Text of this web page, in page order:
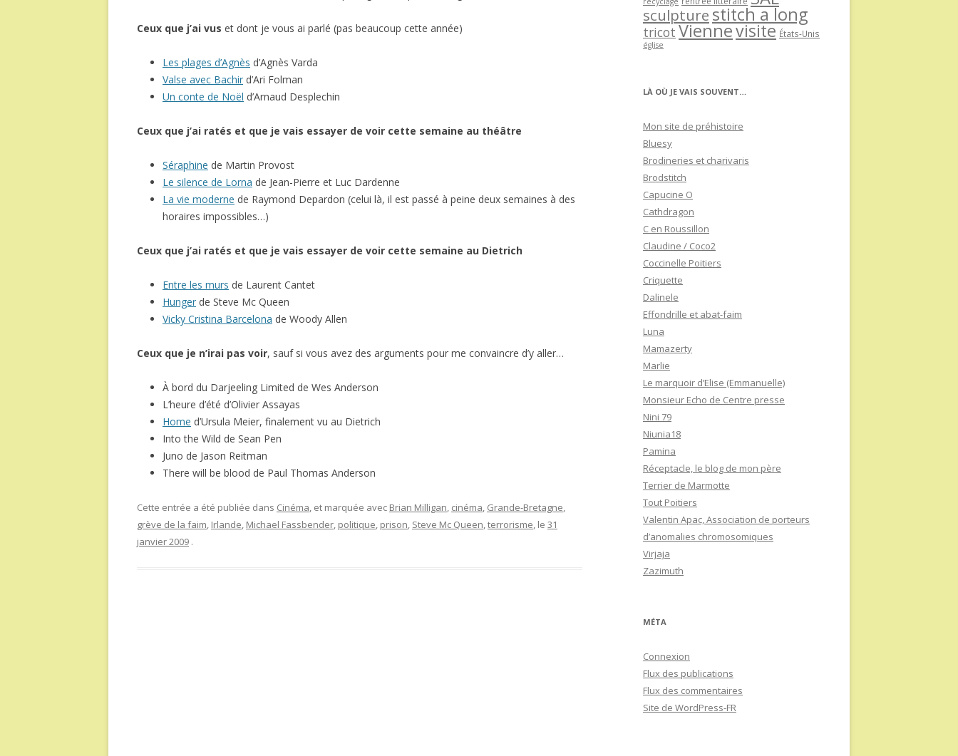
Ceux que j’ai vus et dont je vous ai parlé (pas beaucoup cette année)
Les plages d’Agnès d’Agnès Varda
Valse avec Bachir d’Ari Folman
Un conte de Noël d’Arnaud Desplechin
Ceux que j’ai ratés et que je vais essayer de voir cette semaine au théâtre
Séraphine de Martin Provost
Le silence de Lorna de Jean-Pierre et Luc Dardenne
La vie moderne de Raymond Depardon (celui là, il est passé à peine deux semaines à des
horaires impossibles…)
Ceux que j’ai ratés et que je vais essayer de voir cette semaine au Dietrich
Entre les murs de Laurent Cantet
Hunger de Steve Mc Queen
Vicky Cristina Barcelona de Woody Allen
Ceux que je n’irai pas voir, sauf si vous avez des arguments pour me convaincre d’y aller…
À bord du Darjeeling Limited de Wes Anderson
L’heure d’été d’Olivier Assayas
Home d’Ursula Meier, finalement vu au Dietrich
Into the Wild de Sean Pen
Juno de Jason Reitman
There will be blood de Paul Thomas Anderson
Cette entrée a été publiée dans Cinéma, et marquée avec Brian Milligan, cinéma, Grande-Bretagne,
grève de la faim, Irlande, Michael Fassbender, politique, prison, Steve Mc Queen,terrorisme, le 31
janvier 2009 .
sculpture stitch a long
tricot Viennevisite États-Unis
église
LÀ OÙ JE VAIS SOUVENT…
Mon site de préhistoire
Bluesy
Brodineries et charivaris
Brodstitch
Capucine O
Cathdragon
C en Roussillon
Claudine / Coco2
Coccinelle Poitiers
Criquette
Dalinele
Effondrille et abat-faim
Luna
Mamazerty
Marlie
Le marquoir d’Elise (Emmanuelle)
Monsieur Echo de Centre presse
Nini 79
Niunia18
Pamina
Réceptacle, le blog de mon père
Terrier de Marmotte
Tout Poitiers
Valentin Apac, Association de porteurs
d’anomalies chromosomiques
Virjaja
Zazimuth
MÉTA
Connexion
Flux des publications
Flux des commentaires
Site de WordPress-FR